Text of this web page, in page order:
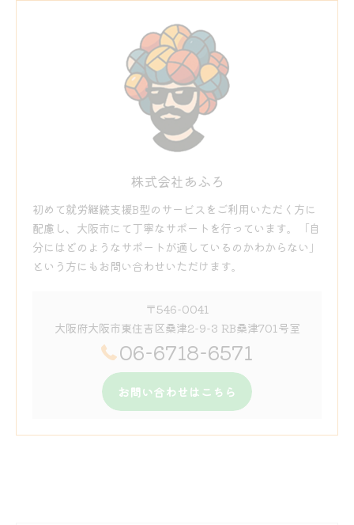
株式会社あふろ
初めて就労継続支援B型のサービスをご利用いただく方に
配慮し、大阪市にて丁寧なサポートを行っています。「自
分にはどのようなサポートが適しているのかわからない」
という方にもお問い合わせいただけます。
〒546-0041
大阪府大阪市東住吉区桑津2-9-3 RB桑津701号室
06-6718-6571
お問い合わせはこちら